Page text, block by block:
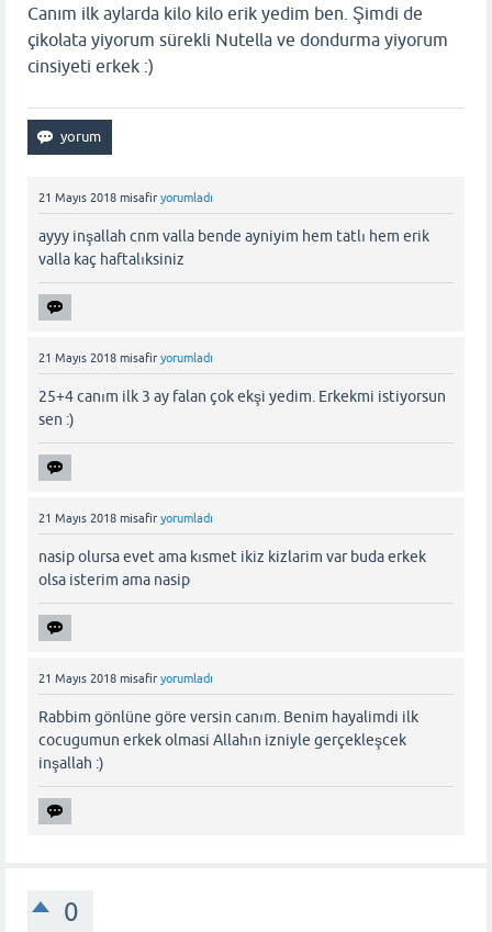
Canım ilk aylarda kilo kilo erik yedim ben. Şimdi de
çikolata yiyorum sürekli Nutella ve dondurma yiyorum
cinsiyeti erkek :)
21 Mayıs 2018 misafir yorumladı
ayyy inşallah cnm valla bende ayniyim hem tatlı hem erik
valla kaç haftalıksiniz
21 Mayıs 2018 misafir yorumladı
25+4 canım ilk 3 ay falan çok ekşi yedim. Erkekmi istiyorsun
sen :)
21 Mayıs 2018 misafir yorumladı
nasip olursa evet ama kısmet ikiz kizlarim var buda erkek
olsa isterim ama nasip
21 Mayıs 2018 misafir yorumladı
Rabbim gönlüne göre versin canım. Benim hayalimdi ilk
cocugumun erkek olmasi Allahın izniyle gerçekleşcek
inşallah :)
0